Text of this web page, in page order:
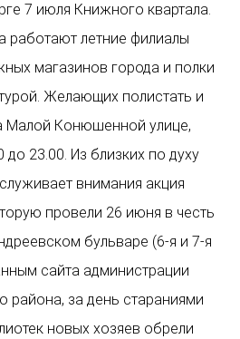
7 июля Книжного квартала.
работают летние филиалы
магазинов города и полки
Желающих полистать и
Малой Конюшенной улице,
23.00. Из близких по духу
внимания акция
провели 26 июня в честь
бульваре (6-я и 7-я
сайта администрации
района, за день стараниями
новых хозяев обрели